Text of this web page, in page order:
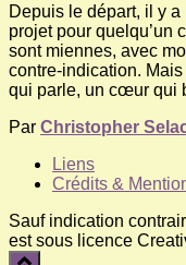
Depuis le départ, il y
projet pour quelqu’un
sont miennes, avec
contre-indication.
qui parle, un cœur qui
Par Christopher
Liens
Crédits &
Sauf indication
est sous licence